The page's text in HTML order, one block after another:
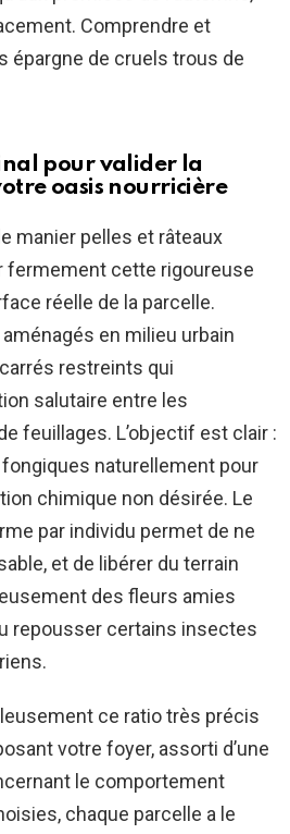
Comprendre et
épargne de cruels trous de
pour valider la
oasis nourricière
manier pelles et râteaux
fermement cette rigoureuse
réelle de la parcelle.
en milieu urbain
restreints qui
salutaire entre les
feuillages. L’objectif est clair :
naturellement pour
chimique non désirée. Le
par individu permet de ne
et de libérer du terrain
des fleurs amies
repousser certains insectes
ce ratio très précis
votre foyer, assorti d’une
le comportement
chaque parcelle a le